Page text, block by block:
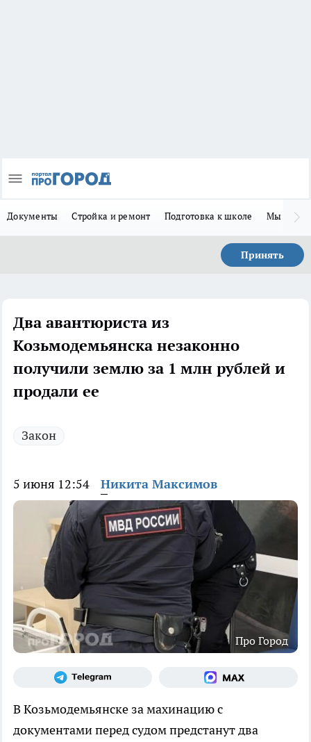
Документы Стройка и ремонт Подготовка к школе Мы в MAX
Принять
Два авантюриста из
Козьмодемьянска незаконно
получили землю за 1 млн рублей и
продали ее
Закон
5 июня 12:54 Никита Максимов
Про Город
В Козьмодемьянске за махинацию с
документами перед судом предстанут два